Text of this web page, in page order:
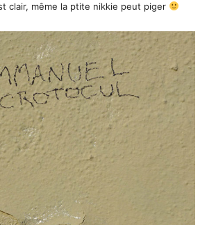
clair, même la ptite nikkie peut piger